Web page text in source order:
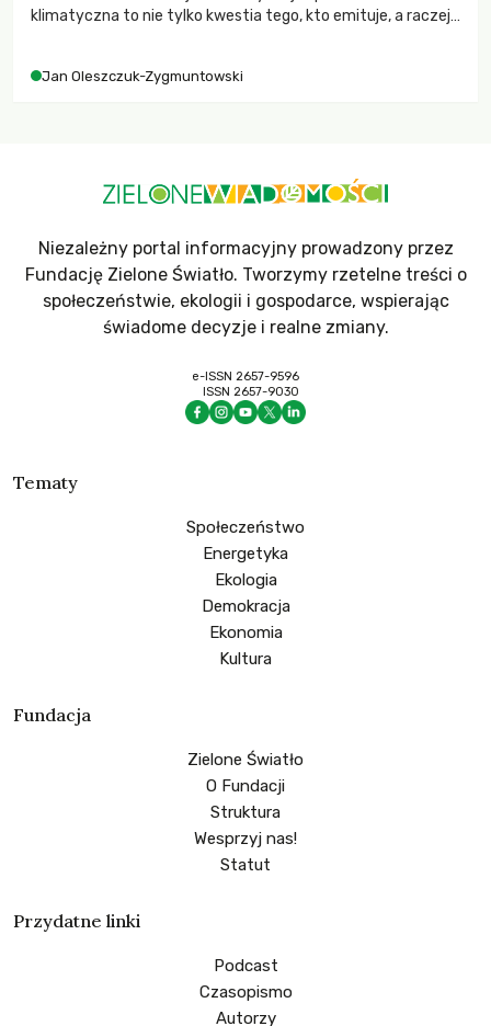
klimatyczna to nie tylko kwestia tego, kto emituje, a raczej
Jan Oleszczuk-Zygmuntowski
Niezależny portal informacyjny prowadzony przez
Fundację Zielone Światło. Tworzymy rzetelne treści o
społeczeństwie, ekologii i gospodarce, wspierając
świadome decyzje i realne zmiany.
e-ISSN 2657-9596
ISSN 2657-9030
Tematy
Społeczeństwo
Energetyka
Ekologia
Demokracja
Ekonomia
Kultura
Fundacja
Zielone Światło
O Fundacji
Struktura
Wesprzyj nas!
Statut
Przydatne linki
Podcast
Czasopismo
Autorzy